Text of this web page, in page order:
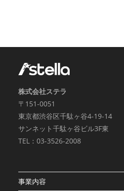
株式会社ステラ
〒151-0051
東京都渋谷区千駄ヶ谷4-19-14
サンネット千駄ヶ谷ビル3F東
TEL：03-3526-2008
事業内容